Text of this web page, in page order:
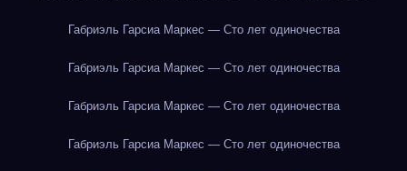
Габриэль Гарсиа Маркес — Сто лет одиночества
Габриэль Гарсиа Маркес — Сто лет одиночества
Габриэль Гарсиа Маркес — Сто лет одиночества
Габриэль Гарсиа Маркес — Сто лет одиночества